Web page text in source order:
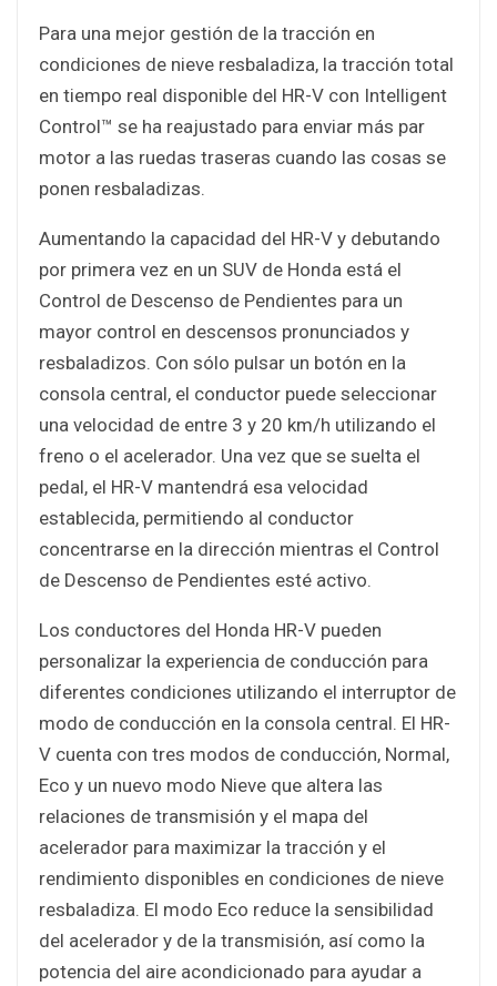
Para una mejor gestión de la tracción en
condiciones de nieve resbaladiza, la tracción total
en tiempo real disponible del HR-V con Intelligent
Control™ se ha reajustado para enviar más par
motor a las ruedas traseras cuando las cosas se
ponen resbaladizas.
Aumentando la capacidad del HR-V y debutando
por primera vez en un SUV de Honda está el
Control de Descenso de Pendientes para un
mayor control en descensos pronunciados y
resbaladizos. Con sólo pulsar un botón en la
consola central, el conductor puede seleccionar
una velocidad de entre 3 y 20 km/h utilizando el
freno o el acelerador. Una vez que se suelta el
pedal, el HR-V mantendrá esa velocidad
establecida, permitiendo al conductor
concentrarse en la dirección mientras el Control
de Descenso de Pendientes esté activo.
Los conductores del Honda HR-V pueden
personalizar la experiencia de conducción para
diferentes condiciones utilizando el interruptor de
modo de conducción en la consola central. El HR-
V cuenta con tres modos de conducción, Normal,
Eco y un nuevo modo Nieve que altera las
relaciones de transmisión y el mapa del
acelerador para maximizar la tracción y el
rendimiento disponibles en condiciones de nieve
resbaladiza. El modo Eco reduce la sensibilidad
del acelerador y de la transmisión, así como la
potencia del aire acondicionado para ayudar a